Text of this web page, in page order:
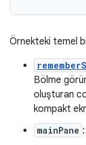
Örnekteki temel
Bölme
oluşturan
kompakt
mainPane